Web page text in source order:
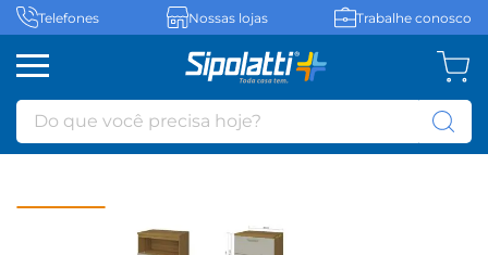
Telefones Nossas lojas Trabalhe conosco
Do que você precisa hoje?